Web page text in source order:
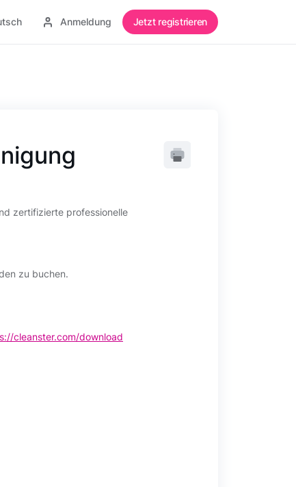
Anmeldung Jetzt registrieren
zertifizierte professionelle
zu buchen.
cleanster.com/download